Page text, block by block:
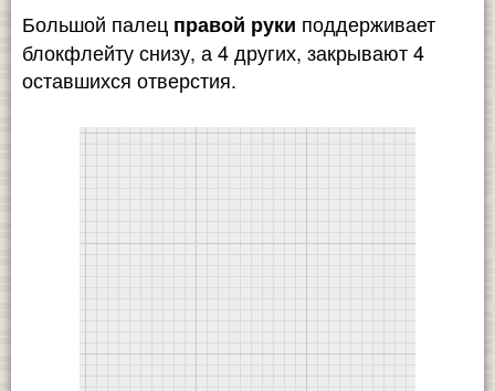
Большой палец правой руки поддерживает
блокфлейту снизу, а 4 других, закрывают 4
оставшихся отверстия.